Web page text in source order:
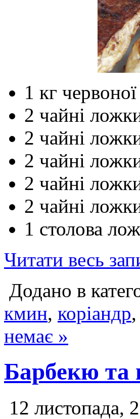
1 кг
2 чайні
2 чайні
2 чайні
2 чайні
2 чайні
1 столова
Читати весь
Додано в
кмин, коріандр,
немає »
Барбекю та
12 листопада,